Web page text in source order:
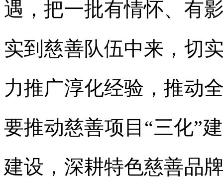
遇，把一批有情怀、有
实到慈善队伍中来，切
力推广淳化经验，推动
要推动慈善项目“三化”
建设，深耕特色慈善品